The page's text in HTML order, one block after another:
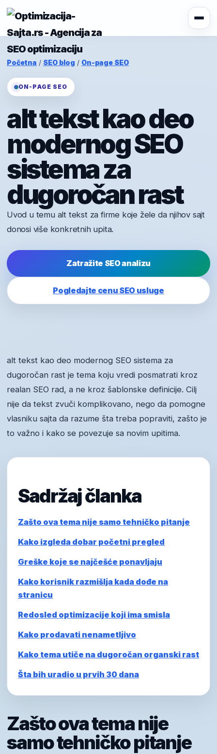
Početna / SEO blog / On-page SEO
ON-PAGE SEO
alt tekst kao deo
modernog SEO
sistema za
dugoročan rast
Uvod u temu alt tekst za firme koje žele da njihov sajt
donosi više konkretnih upita.
Zatražite SEO analizu
Pogledajte cenu SEO usluge
alt tekst kao deo modernog SEO sistema za
dugoročan rast je tema koju vredi posmatrati kroz
realan SEO rad, a ne kroz šablonske definicije. Cilj
nije da tekst zvuči komplikovano, nego da pomogne
vlasniku sajta da razume šta treba popraviti, zašto je
to važno i kako se povezuje sa novim upitima.
Sadržaj članka
Zašto ova tema nije samo tehničko pitanje
Kako izgleda dobar početni pregled
Greške koje se najčešće ponavljaju
Kako korisnik razmišlja kada dođe na
stranicu
Redosled optimizacije koji ima smisla
Kako prodavati nenametljivo
Kako tema utiče na dugoročan organski rast
Šta bih uradio u prvih 30 dana
Zašto ova tema nije
samo tehničko pitanje